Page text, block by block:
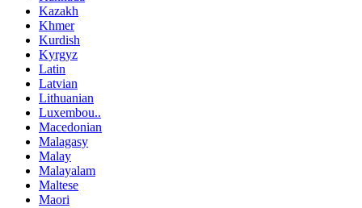
Kazakh
Khmer
Kurdish
Kyrgyz
Latin
Latvian
Lithuanian
Luxembou..
Macedonian
Malagasy
Malay
Malayalam
Maltese
Maori